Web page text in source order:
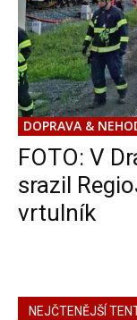
DOPRAVA &
FOTO: V
srazil
vrtulník
NEJČTENĚJŠÍ